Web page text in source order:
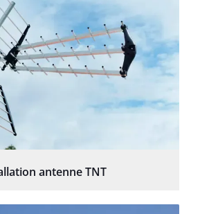
antenne TNT